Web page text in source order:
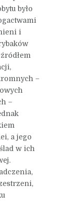
było
i
–
–
a jego
w ich